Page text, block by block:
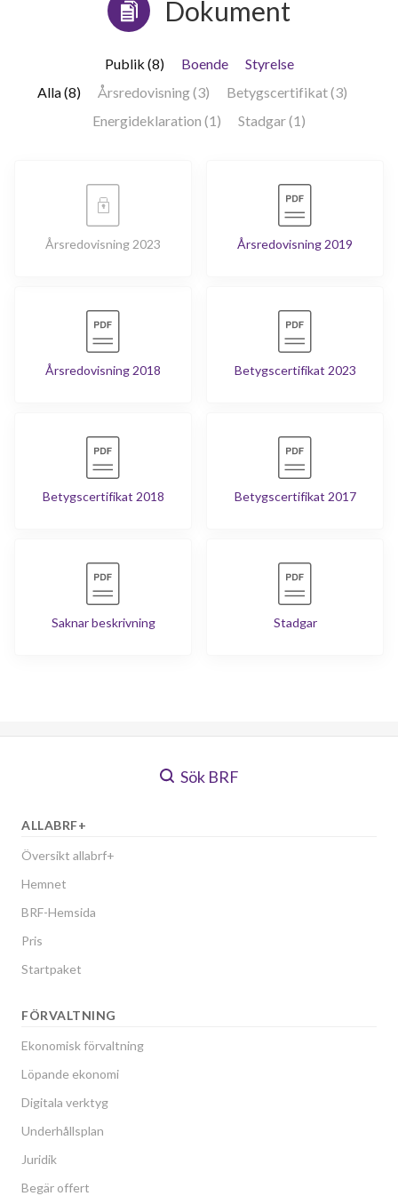
Dokument
Publik (8) Boende
Styrelse
Alla (8)
Årsredovisning (3)
Betygscertifikat (3)
Energideklaration (1)
Stadgar (1)
Årsredovisning 2023 Årsredovisning 2019
Årsredovisning 2018 Betygscertifikat 2023
Betygscertifikat 2018 Betygscertifikat 2017
Saknar beskrivning Stadgar
Sök BRF
ALLABRF+
Översikt allabrf+
Hemnet
BRF-Hemsida
Pris
Startpaket
FÖRVALTNING
Ekonomisk förvaltning
Löpande ekonomi
Digitala verktyg
Underhållsplan
Juridik
Begär offert